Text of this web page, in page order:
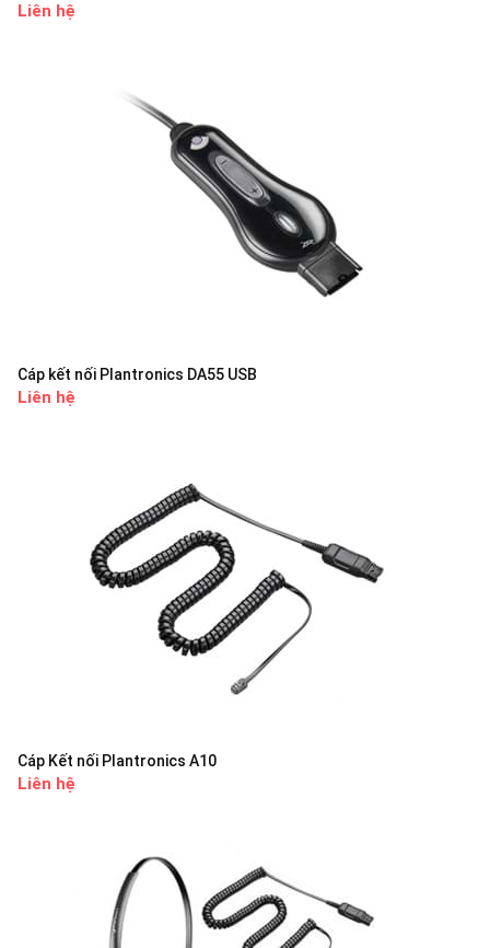
Liên hệ
Cáp kết nối Plantronics DA55 USB
Liên hệ
Cáp Kết nối Plantronics A10
Liên hệ